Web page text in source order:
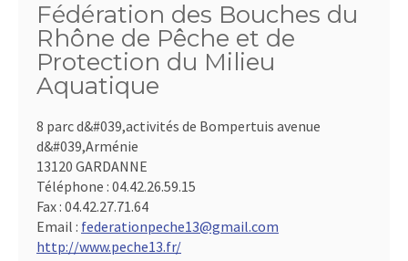
Fédération des Bouches du
Rhône de Pêche et de
Protection du Milieu
Aquatique
8 parc d&#039,activités de Bompertuis avenue
d&#039,Arménie
13120 GARDANNE
Téléphone : 04.42.26.59.15
Fax : 04.42.27.71.64
Email : federationpeche13@gmail.com
http://www.peche13.fr/